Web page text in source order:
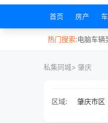
首页 房产
热门搜索:电脑车辆
私集同城> 肇庆
区域: 肇庆市区